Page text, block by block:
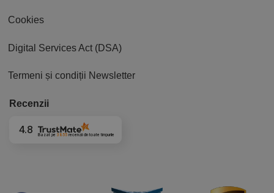
Cookies
Digital Services Act (DSA)
Termeni și condiții Newsletter
Recenzii
4.8 Bazat pe 3855 recenziidin toate timpurile